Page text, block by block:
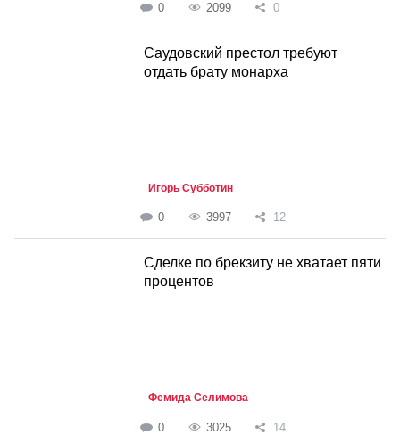
0 2099 0
Саудовский престол требуют
отдать брату монарха
Игорь Субботин
0 3997 12
Сделке по брекзиту не хватает пяти
процентов
Фемида Селимова
0 3025 14